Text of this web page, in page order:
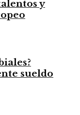
y
sueldo